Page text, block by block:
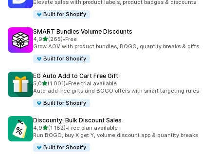
Elevate sales with product labels, product badges & discounts
Built for Shopify
SMART Bundles Volume Discounts
4,9z 5 hvězd
(265)
Celkový počet recenzí: 265
•Free
Grow AOV with product bundles, BOGO, quantity breaks & gifts
Built for Shopify
EG Auto Add to Cart Free Gift
5,0z 5 hvězd
(1 001)
Celkový počet recenzí: 1001
•Free trial available
Auto-add free gifts and BOGO offers with smart targeting rules
Built for Shopify
Discounty: Bulk Discount Sales
4,9z 5 hvězd
(1 182)
Celkový počet recenzí: 1182
•Free plan available
Run BOGO, buy X get Y, volume discount app & quantity breaks
Built for Shopify